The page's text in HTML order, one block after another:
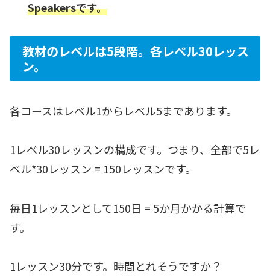
Speakersです。
教材のレベルは5段階。各レベル30レッス
ン。
各コースはレベル1からレベル5まであります。
1レベル30レッスンの構成です。つまり、全部で5レ
ベル*30レッスン = 150レッスンです。
毎日1レッスンとして150日 = 5か月かかる計算で
す。
1レッスン30分です。時間とれそうですか？